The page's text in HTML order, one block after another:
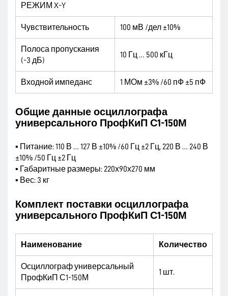
РЕЖИМ X-Y
Чувствительность 100 мВ /дел ±10%
Полоса пропускания
(-3 дБ)
10 Гц … 500 кГц
Входной импеданс 1 МОм ±3% /60 пФ ±5 пФ
Общие данные осциллографа
универсального ПрофКиП С1-150М
▪ Питание: 110 В … 127 В ±10% /60 Гц ±2 Гц, 220 В … 240 В
±10% /50 Гц ±2 Гц
▪ Габаритные размеры: 220х90х270 мм
▪ Вес: 3 кг
Комплект поставки осциллографа
универсального ПрофКиП С1-150М
Наименование Количество
Осциллограф универсальный
ПрофКиП С1-150М
1 шт.